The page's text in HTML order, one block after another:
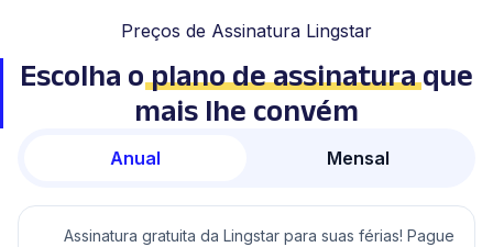
Preços de Assinatura Lingstar
Escolha oplano de assinaturaque
mais lhe convém
Anual Mensal
Assinatura gratuita da Lingstar para suas férias! Pague